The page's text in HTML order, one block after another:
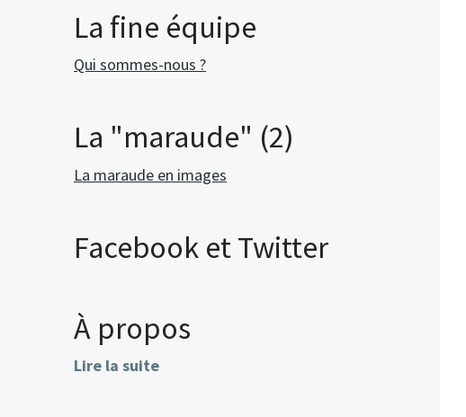
La fine équipe
Qui sommes-nous ?
La "maraude" (2)
La maraude en images
Facebook et Twitter
À propos
Lire la suite